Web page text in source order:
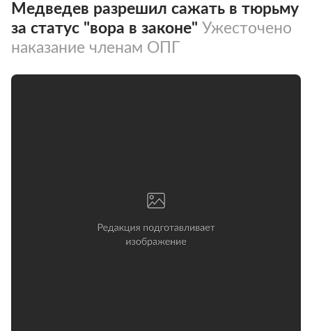
Медведев разрешил сажать в тюрьму
за статус "вора в законе" Ужесточено
наказание членам ОПГ